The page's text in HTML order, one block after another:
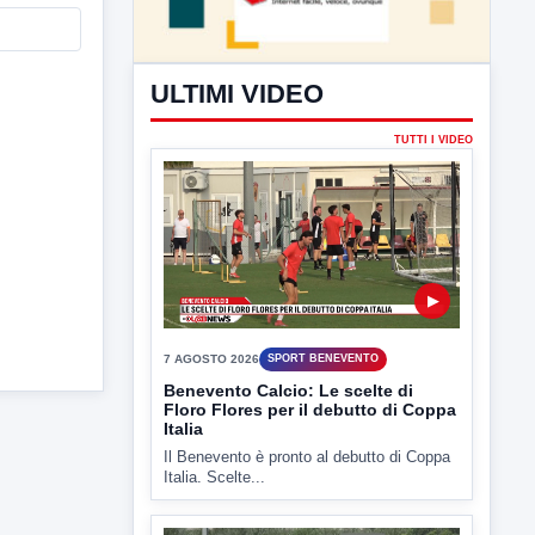
ULTIMI VIDEO
TUTTI I VIDEO
▶
7 AGOSTO 2026 SPORT BENEVENTO
Benevento Calcio: Le scelte di
Floro Flores per il debutto di Coppa
Italia
Il Benevento è pronto al debutto di Coppa
Italia. Scelte...